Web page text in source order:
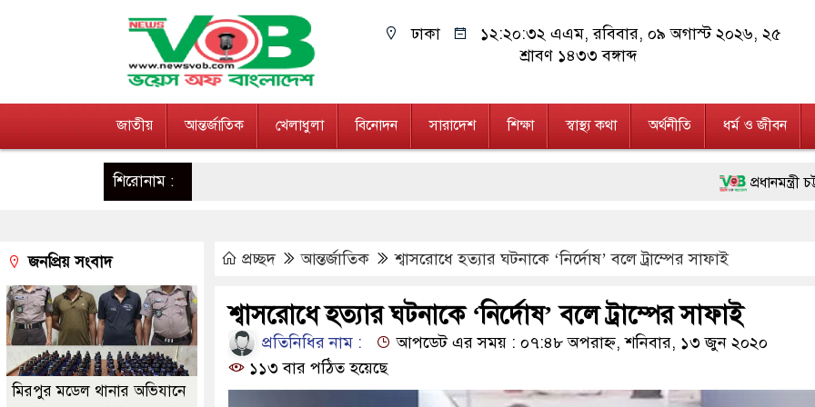
ঢাকা ১২:২০:৩৩ এএম, রবিবার, ০৯ অগাস্ট ২০২৬, ২৫
শ্রাবণ ১৪৩৩ বঙ্গাব্দ
জাতীয় আন্তর্জাতিক খেলাধুলা বিনোদন সারাদেশ শিক্ষা স্বাস্থ্য কথা অর্থনীতি ধর্ম ও জীবন
শিরোনাম : প্রধানমন্ত্রী চট্টগ্রাম ও
ফ্যাসিবাদবিরোধী আন্দোলনে
মাননীয় প্রধানমন্ত্রী,
জনগণ পরিবর্তন চেয়েছে
২৮ লাখ টাকার জাল
প্রচ্ছদ আন্তর্জাতিক শ্বাসরোধে হত্যার ঘটনাকে ‘নির্দোষ’ বলে ট্রাম্পের সাফাই
শ্বাসরোধে হত্যার ঘটনাকে ‘নির্দোষ’ বলে ট্রাম্পের সাফাই
প্রতিনিধির নাম :
আপডেট এর সময় : ০৭:৪৮ অপরাহ্ন, শনিবার, ১৩ জুন ২০২০
১১৩ বার পঠিত হয়েছে
জনপ্রিয় সংবাদ
মিরপুর মডেল থানার অভিযানে